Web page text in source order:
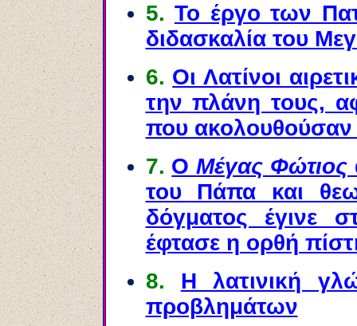
5. Το έργο των
διδασκαλία του
6. Οι Λατίνοι
την πλάνη τους,
που ακολουθούσαν
7. ΟΜέγας Φώτιος
του Πάπα και
δόγματος έγινε
έφτασε η ορθή
8.
Η λατινική
προβλημάτων